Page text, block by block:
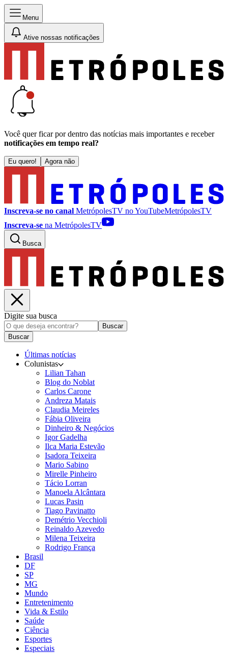
Menu
Ative nossas notificações
Você quer ficar por dentro das notícias mais importantes e receber
notificações em tempo real?
Eu quero! Agora não
Inscreva-se no canal MetrópolesTV noYouTubeMetrópolesTV
Inscreva-se na MetrópolesTV
Busca
Digite sua busca
Buscar
Buscar
Últimas notícias
Colunistas
Lilian Tahan
Blog do Noblat
Carlos Carone
Andreza Matais
Claudia Meireles
Fábia Oliveira
Dinheiro & Negócios
Igor Gadelha
Ilca Maria Estevão
Isadora Teixeira
Mario Sabino
Mirelle Pinheiro
Tácio Lorran
Manoela Alcântara
Lucas Pasin
Tiago Pavinatto
Demétrio Vecchioli
Reinaldo Azevedo
Milena Teixeira
Rodrigo França
Brasil
DF
SP
MG
Mundo
Entretenimento
Vida & Estilo
Saúde
Ciência
Esportes
Especiais